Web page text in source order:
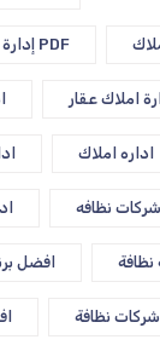
إدارة الأملاك العقارية PDF
املاك عقار
اداره املاك
شركات نظافه
افضل
شركات نظافة